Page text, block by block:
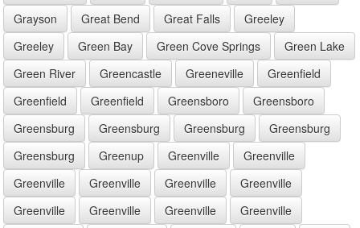
Grayson
Great Bend Great Falls
Greeley
Greeley
Green Bay Green Cove Springs
Green Lake
Green River
Greencastle Greeneville
Greenfield
Greenfield
Greenfield Greensboro
Greensboro
Greensburg
Greensburg Greensburg
Greensburg
Greensburg
Greenup Greenville
Greenville
Greenville
Greenville Greenville
Greenville
Greenville
Greenville Greenville
Greenville